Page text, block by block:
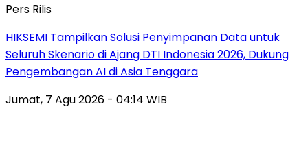
Pers Rilis
HIKSEMI Tampilkan Solusi Penyimpanan Data untuk
Seluruh Skenario di Ajang DTI Indonesia 2026, Dukung
Pengembangan AI di Asia Tenggara
Jumat, 7 Agu 2026 - 04:14 WIB